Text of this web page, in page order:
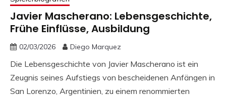
Javier Mascherano: Lebensgeschichte,
Frühe Einflüsse, Ausbildung
02/03/2026 Diego Marquez
Die Lebensgeschichte von Javier Mascherano ist ein
Zeugnis seines Aufstiegs von bescheidenen Anfängen in
San Lorenzo, Argentinien, zu einem renommierten